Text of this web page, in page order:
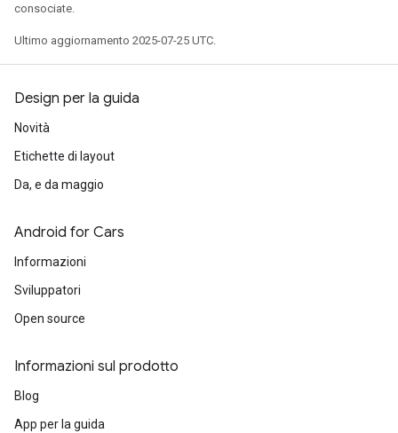
consociate.
Ultimo aggiornamento 2025-07-25 UTC.
Design per la guida
Novità
Etichette di layout
Da, e da maggio
Android for Cars
Informazioni
Sviluppatori
Open source
Informazioni sul prodotto
Blog
App per la guida